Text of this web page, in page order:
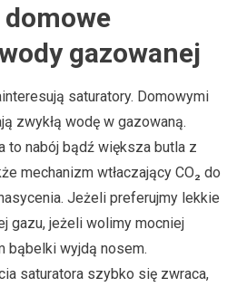
gazowanej
saturatory. Domowymi
zwykłą wodę w gazowaną.
to nabój bądź większa butla z
mechanizm wtłaczający CO₂ do
Jeżeli preferujmy lekkie
gazu, jeżeli wolimy mocniej
bąbelki wyjdą nosem.
saturatora szybko się zwraca,